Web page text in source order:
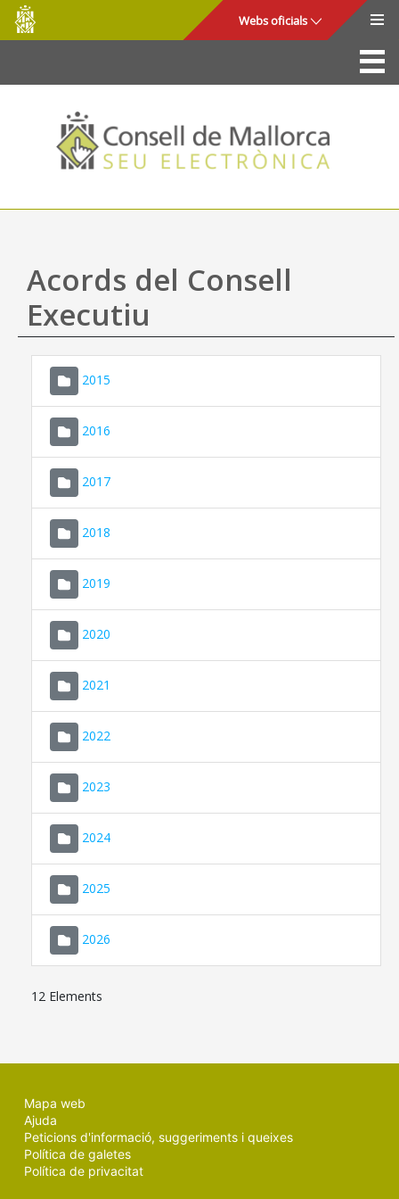
Salta al contingut principal
Consell
de
Mallorca
Webs oficials
La Seu
Consell de Mallorca
Accés i seguretat
Utilitats
Ajuda
Acords del Consell
Executiu
2015
2016
2017
2018
2019
2020
2021
2022
2023
2024
2025
2026
12 Elements
Mapa web
Ajuda
Peticions d'informació, suggeriments i queixes
Política de galetes
Política de privacitat